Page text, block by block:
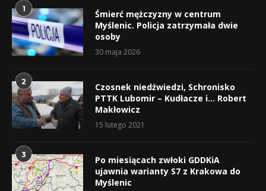
1
Śmierć mężczyzny w centrum
Myślenic. Policja zatrzymała dwie
osoby
30 maja 2026
2
Czosnek niedźwiedzi, Schronisko
PTTK Lubomir – Kudłacze i… Robert
Makłowicz
15 lutego 2021
3
Po miesiącach zwłoki GDDKiA
ujawnia warianty S7 z Krakowa do
Myślenic